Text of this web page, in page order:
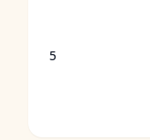
5